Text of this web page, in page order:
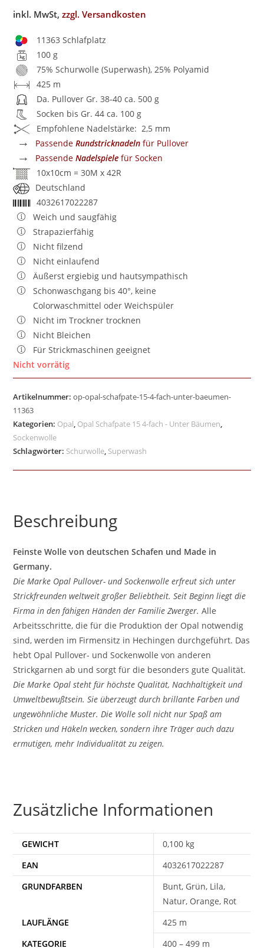
inkl. MwSt,zzgl. Versandkosten
11363 Schlafplatz
100 g
75% Schurwolle (Superwash), 25% Polyamid
425 m
Da. Pullover Gr. 38-40 ca. 500 g
Socken bis Gr. 44 ca. 100 g
Empfohlene Nadelstärke: 2,5 mm
→ PassendeRundstricknadeln für Pullover
→ PassendeNadelspiele für Socken
10x10cm = 30M x 42R
Deutschland
4032617022287
Weich und saugfähig
Strapazierfähig
Nicht filzend
Nicht einlaufend
Äußerst ergiebig und hautsympathisch
Schonwaschgang bis 40°, keine
Colorwaschmittel oder Weichspüler
Nicht im Trockner trocknen
Nicht Bleichen
Für Strickmaschinen geeignet
Nicht vorrätig
Artikelnummer:op-opal-schafpate-15-4-fach-unter-baeumen-
11363
Kategorien: Opal, Opal Schafpate 15 4-fach - Unter Bäumen,
Sockenwolle
Schlagwörter: Schurwolle, Superwash
Beschreibung
Feinste Wolle von deutschen Schafen und Made in
Germany.
Die Marke Opal Pullover- und Sockenwolle erfreut sich unter
Strickfreunden weltweit großer Beliebtheit. Seit Beginn liegt die
Firma in den fähigen Händen der Familie Zwerger. Alle
Arbeitsschritte, die für die Produktion der Opal notwendig
sind, werden im Firmensitz in Hechingen durchgeführt. Das
hebt Opal Pullover- und Sockenwolle von anderen
Strickgarnen ab und sorgt für die besonders gute Qualität.
Die Marke Opal steht für höchste Qualität, Nachhaltigkeit und
Umweltbewußtsein. Sie überzeugt durch brillante Farben und
ungewöhnliche Muster. Die Wolle soll nicht nur Spaß am
Stricken und Häkeln wecken, sondern ihre Träger auch dazu
ermutigen, mehr Individualität zu zeigen.
Zusätzliche Informationen
GEWICHT
0,100 kg
EAN
4032617022287
Bunt, Grün, Lila,
Natur, Orange, Rot
425 m
400 – 499 m